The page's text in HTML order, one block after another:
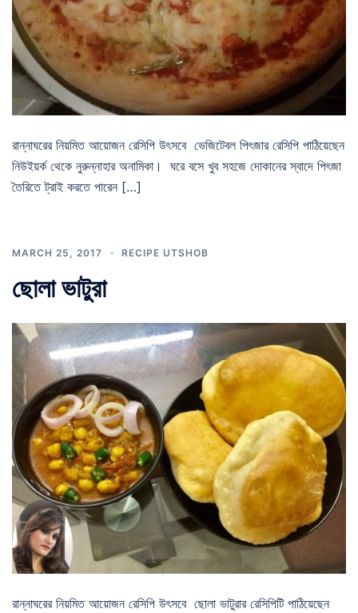
রান্নাঘরের নিয়মিত আয়োজন রেসিপি উৎসবে ভেজিটেবল পিৎজার রেসিপি পাঠিয়েছেন
নিউইয়র্ক থেকে নুরুন্নাহার অনামিকা। ঘরে বসে খুব সহজে দোকানের স্বাদে পিৎজা
তৈরিতে ট্রাই করতে পারেন […]
MARCH 25, 2017 RECIPE UTSHOB
ছোলা ভাটুরা
রান্নাঘরের নিয়মিত আয়োজন রেসিপি উৎসবে ছোলা ভাটুরার রেসিপিটি পাঠিয়েছেন